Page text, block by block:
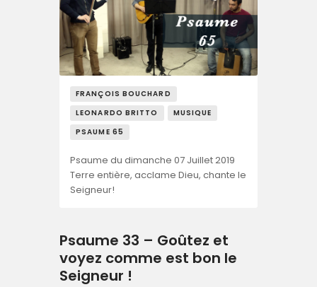
FRANÇOIS BOUCHARD
LEONARDO BRITTO
MUSIQUE
PSAUME 65
Psaume du dimanche 07 Juillet 2019
Terre entière, acclame Dieu, chante le
Seigneur!
Psaume 33 – Goûtez et
voyez comme est bon le
Seigneur !